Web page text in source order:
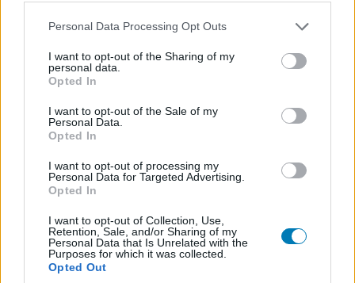
Please note that this website/app uses one or more Google
not limited to your visit or usage behaviour. You may click to
grant or deny consent to Google and its third-party tags to
use your data for below specified purposes in below Google
consent section.
Personal Data Processing Opt Outs
I want to opt-out of the Sharing of my
personal data.
Opted In
I want to opt-out of the Sale of my
Personal Data.
Opted In
I want to opt-out of processing my
Personal Data for Targeted Advertising.
Opted In
I want to opt-out of Collection, Use,
Retention, Sale, and/or Sharing of my
Personal Data that Is Unrelated with the
Purposes for which it was collected.
Opted Out
tartalmak is érkeztek.
A kiadó letudta kötelességét, tavaly novemberben kiadta
ot. Egyelőre nem tudni, mi lesz a következő lépés a
StarCraft sorozatban; lehet, hogy jön a harmadik rész, de
valószínűbb, hogy az első HD változatát kapjuk meg
játszhatunk a második epizóddal, melyhez az éjszaka
folyamán érkezett meg a 3.6-os patch. Ezzel együtt a Co-
op módba bekerült Alarak, mint új parancsnok, a Mist